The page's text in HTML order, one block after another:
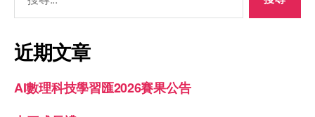
近期文章
AI數理科技學習匯2026賽果公告